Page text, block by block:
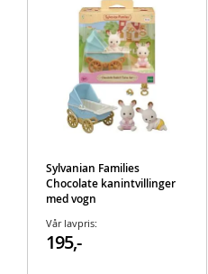
Sylvanian Families
Chocolate kanintvillinger
med vogn
Vår lavpris:
195,-